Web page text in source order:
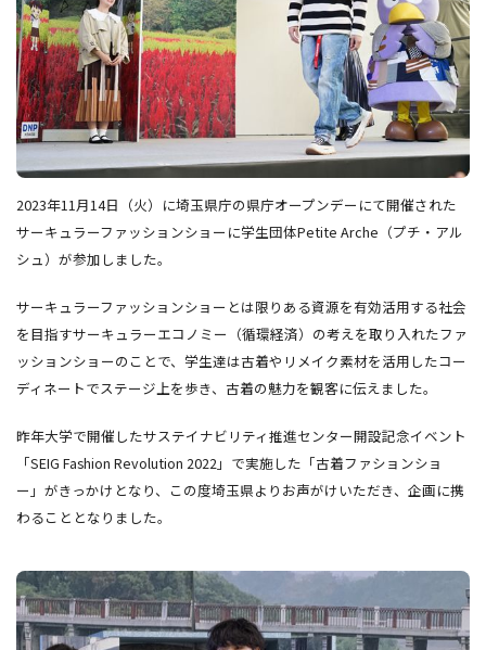
2023年11月14日（火）に埼玉県庁の県庁オープンデーにて開催された
サーキュラーファッションショーに学生団体Petite Arche（プチ・アル
シュ）が参加しました。
サーキュラーファッションショーとは限りある資源を有効活用する社会
を目指すサーキュラーエコノミー（循環経済）の考えを取り入れたファ
ッションショーのことで、学生達は古着やリメイク素材を活用したコー
ディネートでステージ上を歩き、古着の魅力を観客に伝えました。
昨年大学で開催したサステイナビリティ推進センター開設記念イベント
「SEIG Fashion Revolution 2022」で実施した「古着ファションショ
ー」がきっかけとなり、この度埼玉県よりお声がけいただき、企画に携
わることとなりました。